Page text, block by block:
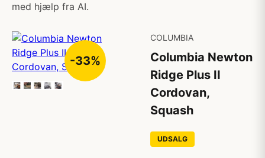
med hjælp fra AI.
-33%
COLUMBIA
Columbia Newton
Ridge Plus II
Cordovan,
Squash
UDSALG